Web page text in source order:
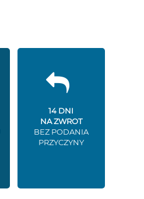
14 DNI
NA ZWROT
BEZ PODANIA
PRZYCZYNY